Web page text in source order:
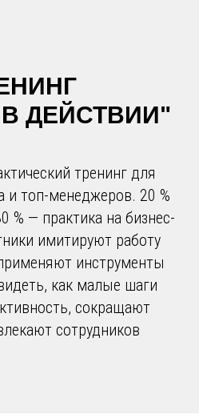
ДЕЙСТВИИ"
тренинг для
и топ-менеджеров. 20 %
% — практика на бизнес-
имитируют работу
инструменты
как малые шаги
сокращают
сотрудников